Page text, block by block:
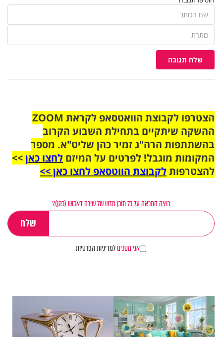
שלח תגובה
הצטרפו לקבוצת הוואטסאפ לקראת ZOOM
ההשקה שיתקיים בתחילת השבוע הקרוב
בהשתתפות הרה"ג זמיר כהן שליט"א. מספר
המקומות מוגבל! לפרטים על המיזם לחצו כאן>>
להצטרפותלקבוצת הווטסאפ לחצו כאן >>
רוצה התראה על כל תוכן חדש של שירה דאבוש (כהן)?
אני מסכיםלמדיניות הפרטיות